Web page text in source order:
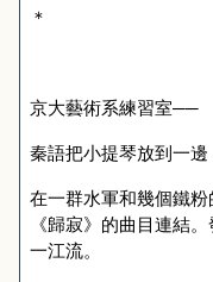
＊
京大藝術系練習室──
秦語把小提琴放到一邊
在一群水軍和幾個鐵
《歸寂》的曲目連結
一江流。